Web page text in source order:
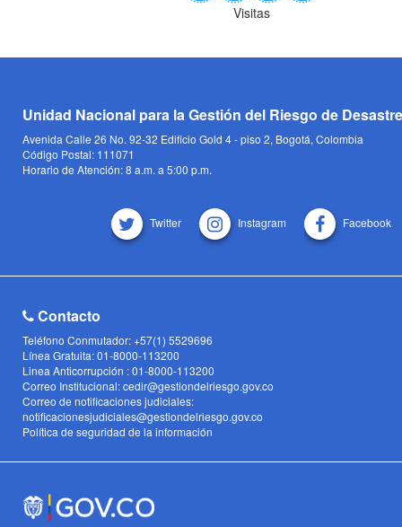
Visitas
Unidad Nacional para la Gestión del Riesgo de
Avenida Calle 26 No. 92-32 Edificio Gold 4 - piso 2, Bogotá, Colombia
Código Postal: 111071
Horario de Atención: 8 a.m. a 5:00 p.m.
Twitter Instagram Facebook
Contacto
Teléfono Conmutador: +57(1) 5529696
Línea Gratuita: 01-8000-113200
Linea Anticorrupción : 01-8000-113200
Correo Institucional: cedir@gestiondelriesgo.gov.co
Correo de notificaciones judiciales:
notificacionesjudiciales@gestiondelriesgo.gov.co
Política de seguridad de la información